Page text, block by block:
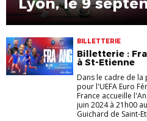
BILLETTERIE
Billetterie :
à St-Etienne
Dans le cadre de la
pour l'UEFA Euro
France accueille
juin 2024 à 21h00
Guichard de Saint-